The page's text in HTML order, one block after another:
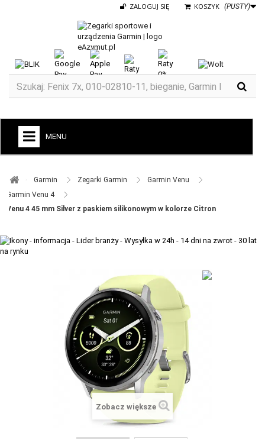
KOSZYK (PUSTY)
ZALOGUJ SIĘ
MENU
ZEGARKI DLA DZIECI GARMIN
+
TACX
ELITE
VOSTOK EUROPE ZEGARKI
Garmin ​ Zegarki Garmin ​
Garmin Venu ​
Garmin Venu 4 ​
Venu 4 45 mm Silver z paskiem silikonowym w kolorze Citron
Zobacz większe